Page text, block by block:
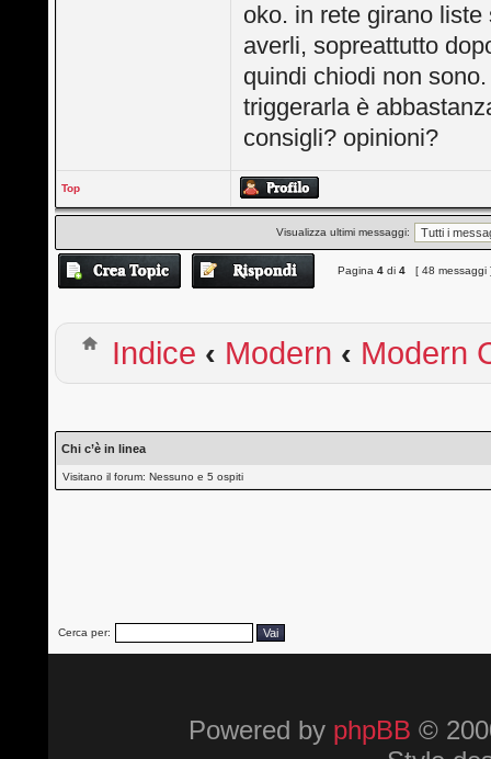
oko. in rete girano
averli, sopreattutto
quindi chiodi non
triggerarla è
consigli? opinioni?
Top
Visualizza ultimi messaggi:
Pagina4 di4 [ 48 messaggi
Indice ‹ Modern ‹ Modern
Chi c’è in linea
Visitano il forum: Nessuno e 5 ospiti
Cerca per:
Powered by phpBB ©